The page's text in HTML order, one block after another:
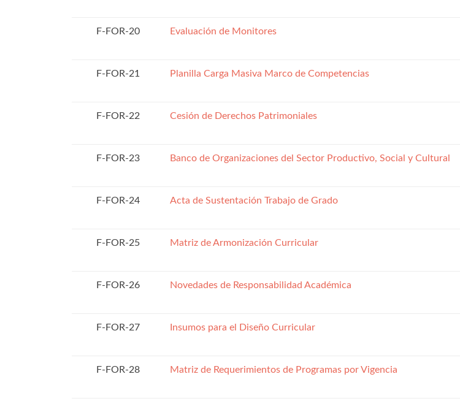
F-FOR-20 Evaluación de Monitores
F-FOR-21 Planilla Carga Masiva Marco de Competencias
F-FOR-22 Cesión de Derechos Patrimoniales
F-FOR-23 Banco de Organizaciones del Sector Productivo, Social y Cultural
F-FOR-24 Acta de Sustentación Trabajo de Grado
F-FOR-25 Matriz de Armonización Curricular
F-FOR-26 Novedades de Responsabilidad Académica
F-FOR-27 Insumos para el Diseño Curricular
F-FOR-28 Matriz de Requerimientos de Programas por Vigencia